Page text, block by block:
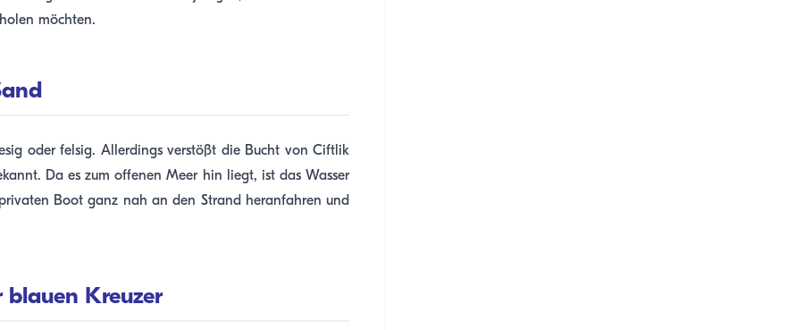
möchten.
oder felsig. Allerdings verstößt die Bucht von Ciftlik
Da es zum offenen Meer hin liegt, ist das Wasser
Boot ganz nah an den Strand heranfahren und
blauen Kreuzer